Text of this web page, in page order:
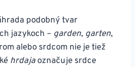
podobný tvar
jazykoch – garden, garten,
alebo srdcom nie je tiež
hrdajaoznačuje srdce